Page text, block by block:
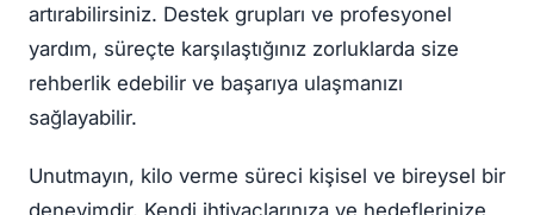
artırabilirsiniz. Destek grupları ve profesyonel
yardım, süreçte karşılaştığınız zorluklarda size
rehberlik edebilir ve başarıya ulaşmanızı
sağlayabilir.
Unutmayın, kilo verme süreci kişisel ve bireysel bir